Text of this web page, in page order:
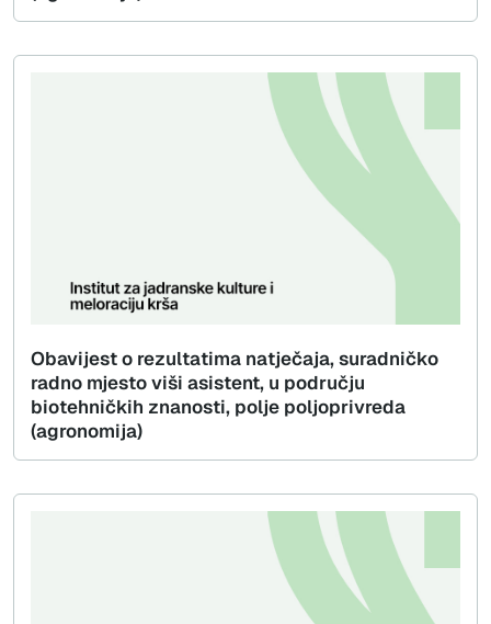
Obavijest o rezultatima natječaja, suradničko
radno mjesto viši asistent, u području
biotehničkih znanosti, polje poljoprivreda
(agronomija)